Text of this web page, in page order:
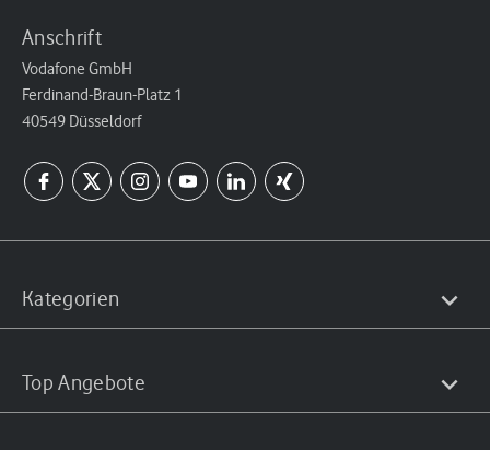
Anschrift
Vodafone GmbH
Ferdinand-Braun-Platz 1
40549 Düsseldorf
Kategorien
Top Angebote